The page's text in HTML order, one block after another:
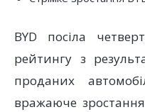
BYD посіла
рейтингу з
проданих
вражаюче